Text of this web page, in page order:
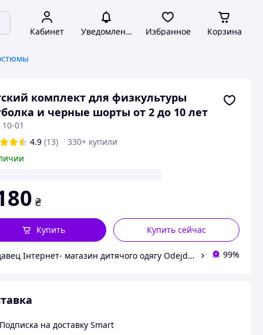
Кабинет Уведомления Избранное Корзина
комплект для физкультуры
и черные шорты от 2 до 10 лет
01
4.9 (13)
330+ купили
₴
Купить сейчас
Купить
Продавец Інтернет- магазин дитячого одягу Odejdaopt.in.ua -- "ФутболкаShop" 99%
Подписка на доставку Smart